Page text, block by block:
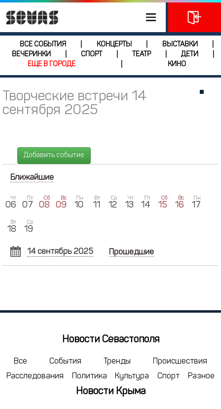
ВСЕ СОБЫТИЯ КОНЦЕРТЫ ВЫСТАВКИ
ВЕЧЕРИНКИ
СПОРТ ТЕАТР ДЕТИ
ЕЩЕ В ГОРОДЕ
КИНО
Творческие встречи 14
сентября 2025
Добавить событие
Ближайшие
Чт
06
Пт
07
Сб
08
Вс
09
Пн
10
Вт
11
Ср
12
Чт
13
Пт
14
Сб
15
Вс
16
Пн
17
Вт
18
Ср
19
14 сентябрь 2025
СЕНТЯБРЬ 2025
8 9 10 11 12 13 14
24 25 26
29 30 1 2 4 5
6 7 8 10 11 12
Прошедшие
Новости Севастополя
Все События Тренды
Происшествия
Расследования
Политика Культура Спорт Разное
Новости Крыма